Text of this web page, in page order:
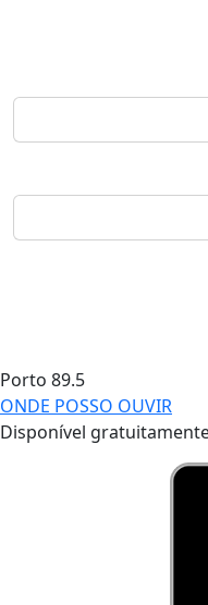
Porto 89.5
ONDE POSSO OUVIR
Disponível